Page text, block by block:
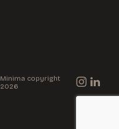
Minima copyright
2026